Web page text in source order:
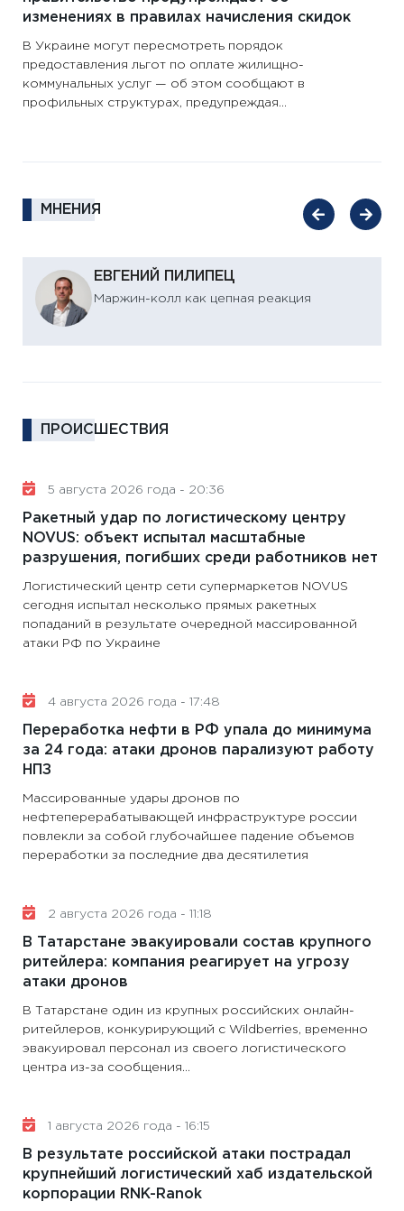
изменениях в правилах начисления скидок
В Украине могут пересмотреть порядок
предоставления льгот по оплате жилищно-
коммунальных услуг — об этом сообщают в
профильных структурах, предупреждая...
МНЕНИЯ
ЕВГЕНИЙ ПИЛИПЕЦ
Маржин-колл как цепная реакция
ПРОИСШЕСТВИЯ
5 августа 2026 года - 20:36
Ракетный удар по логистическому центру
NOVUS: объект испытал масштабные
разрушения, погибших среди работников нет
Логистический центр сети супермаркетов NOVUS
сегодня испытал несколько прямых ракетных
попаданий в результате очередной массированной
атаки РФ по Украине
4 августа 2026 года - 17:48
Переработка нефти в РФ упала до минимума
за 24 года: атаки дронов парализуют работу
НПЗ
Массированные удары дронов по
нефтеперерабатывающей инфраструктуре россии
повлекли за собой глубочайшее падение объемов
переработки за последние два десятилетия
2 августа 2026 года - 11:18
В Татарстане эвакуировали состав крупного
ритейлера: компания реагирует на угрозу
атаки дронов
В Татарстане один из крупных российских онлайн-
ритейлеров, конкурирующий с Wildberries, временно
эвакуировал персонал из своего логистического
центра из-за сообщения...
1 августа 2026 года - 16:15
В результате российской атаки пострадал
крупнейший логистический хаб издательской
корпорации RNK-Ranok